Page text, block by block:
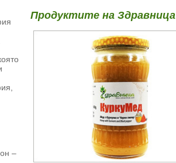
–
Продуктите на Здравница